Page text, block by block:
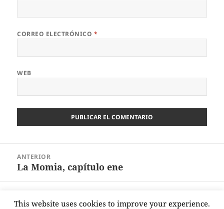
CORREO ELECTRÓNICO *
WEB
entradas
ANTERIOR
Entrada
La Momia, capítulo ene
Entrada
A propósito de Greta
This website uses cookies to improve your experience.